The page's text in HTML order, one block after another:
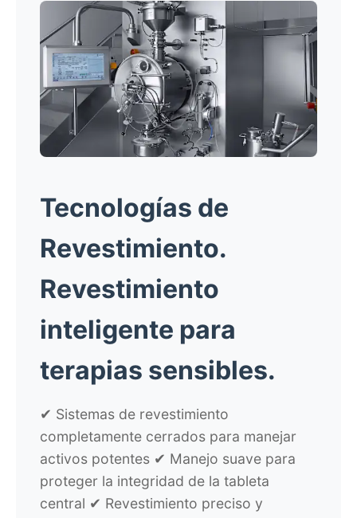
Tecnologías de
Revestimiento.
Revestimiento
inteligente para
terapias sensibles.
✔ Sistemas de revestimiento
completamente cerrados para manejar
activos potentes ✔ Manejo suave para
proteger la integridad de la tableta
central ✔ Revestimiento preciso y